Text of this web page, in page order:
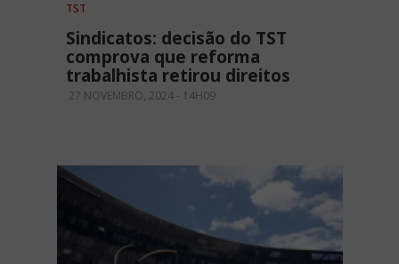
TST
Sindicatos: decisão do TST
comprova que reforma
trabalhista retirou direitos
27 NOVEMBRO, 2024 - 14H09